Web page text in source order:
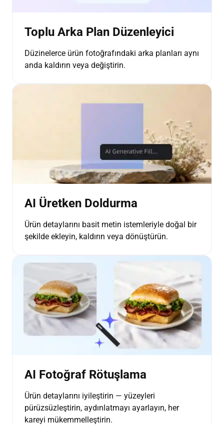
Toplu Arka Plan Düzenleyici
Düzinelerce ürün fotoğrafındaki arka planları aynı
anda kaldırın veya değiştirin.
AI Üretken Doldurma
Ürün detaylarını basit metin istemleriyle doğal bir
şekilde ekleyin, kaldırın veya dönüştürün.
AI Fotoğraf Rötuşlama
Ürün detaylarını iyileştirin — yüzeyleri
pürüzsüzleştirin, aydınlatmayı ayarlayın, her
kareyi mükemmelleştirin.